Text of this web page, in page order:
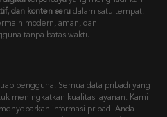
dan konten seru dalam satu tempat.
modern, aman, dan
tanpa batas waktu.
pengguna. Semua data pribadi yang
meningkatkan kualitas layanan. Kami
informasi pribadi Anda